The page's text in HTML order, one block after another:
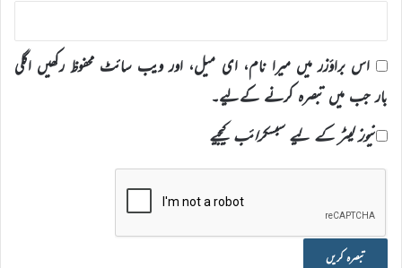
اس براؤزر میں میرا نام، ای میل، اور ویب سائٹ محفوظ رکھیں اگلی
بار جب میں تبصرہ کرنے کےلیے۔
نیوز لیٹر کے لیے سبسکرائب کیجیے